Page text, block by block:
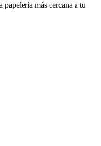
más cercana a tu